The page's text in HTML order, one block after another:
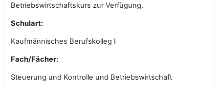
Betriebswirtschaftskurs zur Verfügung.
Schulart:
Kaufmännisches Berufskolleg I
Fach/Fächer:
Steuerung und Kontrolle und Betriebswirtschaft